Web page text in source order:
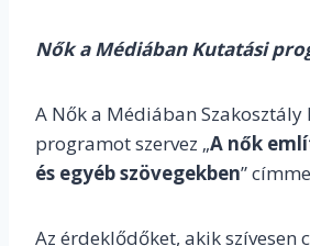
Nők a Médiában Kutatási
A Nők a Médiában
programot szervez „A nők
és egyéb szövegekben”
Az érdeklődőket, akik szívesen